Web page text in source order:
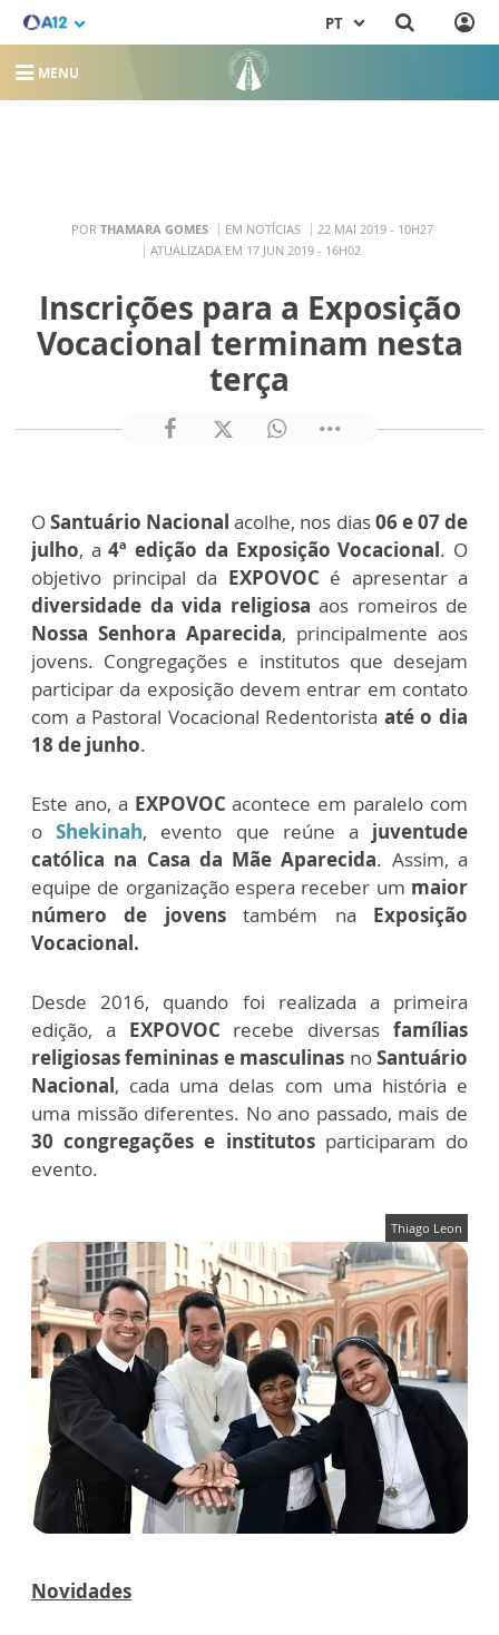
PT
MENU
POR THAMARA GOMES EM NOTÍCIAS
22 MAI 2019 - 10H27
ATUALIZADA EM 17 JUN 2019 - 16H02
Inscrições para a Exposição
Vocacional terminam nesta
terça
OSantuário Nacional acolhe, nos dias06 e 07 de
julho, a4ª edição da Exposição Vocacional. O
objetivo principal da EXPOVOC é apresentar a
diversidade da vida religiosa aos romeiros de
Nossa Senhora Aparecida, principalmente aos
jovens. Congregações e institutos que desejam
participar da exposição devem entrar em contato
com a Pastoral Vocacional Redentorista até o dia
18 de junho.
Este ano, a EXPOVOC acontece em paralelo com
oShekinah, evento que reúne a juventude
católica na Casa da Mãe Aparecida. Assim, a
equipe de organização espera receber um maior
número de jovenstambém na Exposição
Vocacional.
Desde 2016, quando foi realizada a primeira
edição, a EXPOVOC recebe diversasfamílias
religiosas femininas e masculinas noSantuário
Nacional, cada uma delas com uma história e
uma missão diferentes. No ano passado, mais de
30 congregações e institutosparticiparam do
evento.
Thiago Leon
Novidades